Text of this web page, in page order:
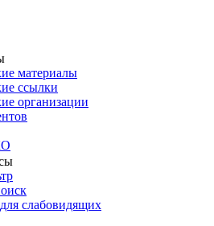
материалы
ссылки
организации
слабовидящих